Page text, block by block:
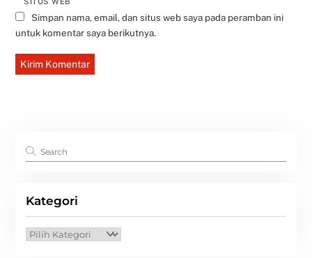
Simpan nama, email, dan situs web saya pada peramban ini
untuk komentar saya berikutnya.
Kategori
Kategori